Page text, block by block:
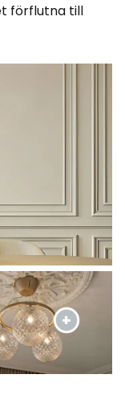
förflutna till